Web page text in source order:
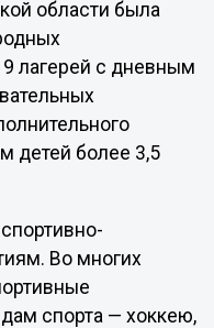
области была
лагерей с дневным
детей более 3,5
Во многих
спорта — хоккею,